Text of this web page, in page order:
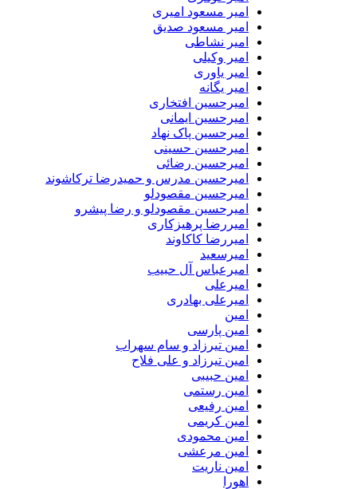
امیر مسعود امیری
امیر مسعود صدیق
امیر نشاطی
امیر وکیلی
امیر یاوری
امیر یگانه
امیرحسین افتخاری
امیرحسین ایمانی
امیرحسین پاک نهاد
امیرحسین حسینی
امیرحسین رضائی
امیرحسین مدرس و حمیدرضا ترکاشوند
امیرحسین مقصودلو
امیرحسین مقصودلو و رضا پیشرو
امیررضا پرهیزکاری
امیررضا کاکاوند
امیرسعید
امیرعباس آل حبیب
امیرعلی
امیرعلی بهادری
امین پارسی
امین تیرزاد و سام سهراب
امین تیرزاد و علی فلاح
امین حبیبی
امین رستمی
امین رفیعی
امین کریمی
امین محمودی
امین مرعشی
امین ناریت